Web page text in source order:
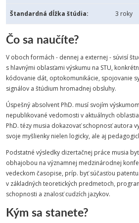
Štandardná dĺžka štúdia: 3 roky
Čo sa naučíte?
V oboch formách - dennej a externej - súvisí
s hlavnými oblasťami výskumu na STU,
kódovanie dát, optokomunikácie, spojovanie
signálov a štúdium hromadnej obsluhy.
Úspešný absolvent PhD. musí svojím
nepublikované vedomosti v aktuálnych
PhD. tézy musia dokazovať schopnosť autora
svoje myšlienky nielen logicky, ale aj
Podstatné výsledky dizertačnej práce musia
obhajobou na významnej medzinárodnej
vedeckom časopise, príp. byť súčasťou
v základných teoretických predmetoch,
schopnosti a znalosť cudzích jazykov.
Kým sa stanete?